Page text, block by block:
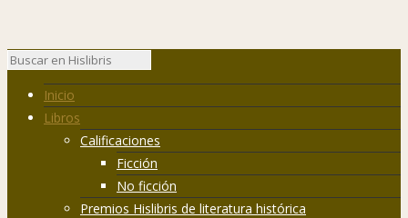
Inicio
Libros
Calificaciones
Ficción
No ficción
Premios Hislibris de literatura histórica